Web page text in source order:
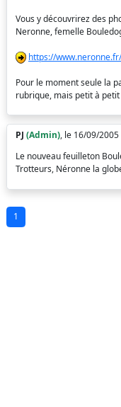
Vous y découvrirez des
Neronne, femelle
https://
Pour le moment seule la
rubrique, mais petit à
PJ (Admin), le 16/09/
Le nouveau feuilleton
Trotteurs, Néronne la
1